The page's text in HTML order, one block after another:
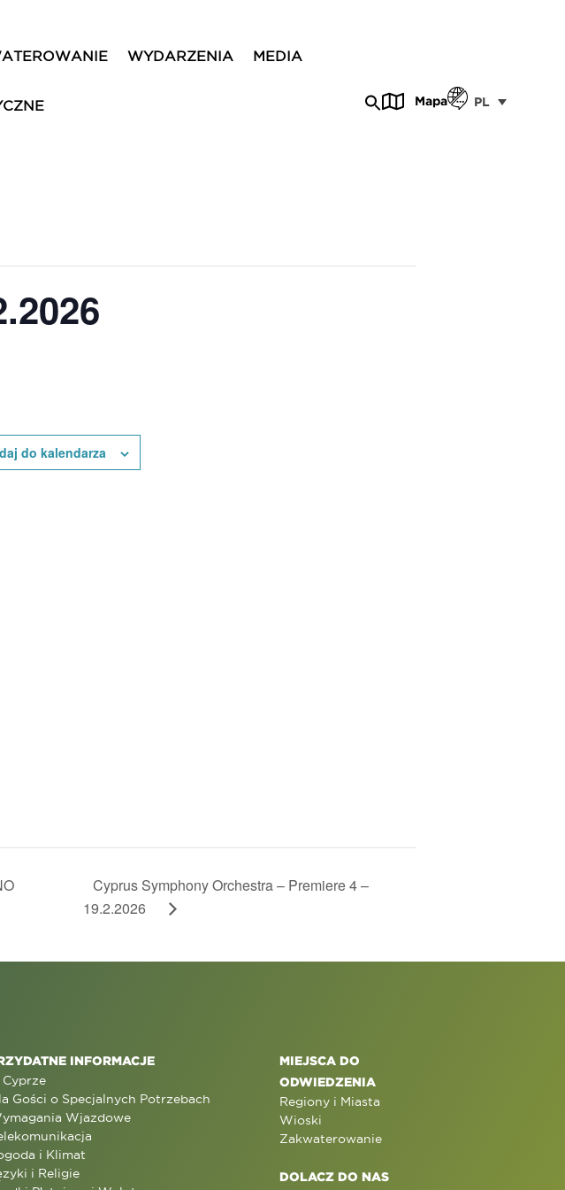
WYDARZENIA MEDIA
Mapa PL
do kalendarza
Cyprus Symphony Orchestra – Premiere 4 –
19.2.2026
INFORMACJE
Cyprze
Gości o Specjalnych Potrzebach
Wjazdowe
i Klimat
i Religie
MIEJSCA DO
ODWIEDZENIA
Regiony i Miasta
Wioski
Zakwaterowanie
DOLACZ DO NAS